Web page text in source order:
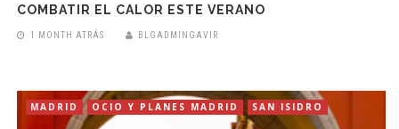
COMBATIR EL CALOR ESTE VERANO
1 MONTH ATRÁS BLGADMINGAVIR
MADRID OCIO Y PLANES MADRID SAN ISIDRO